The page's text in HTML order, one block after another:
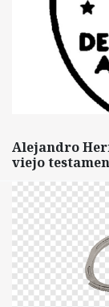
Alejandro
viejo